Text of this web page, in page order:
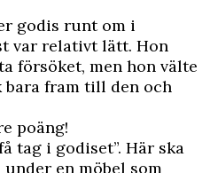
godis runt om i
var relativt lätt. Hon
försöket, men hon välte
fram till den och
poäng!
tag i godiset”. Här ska
en möbel som